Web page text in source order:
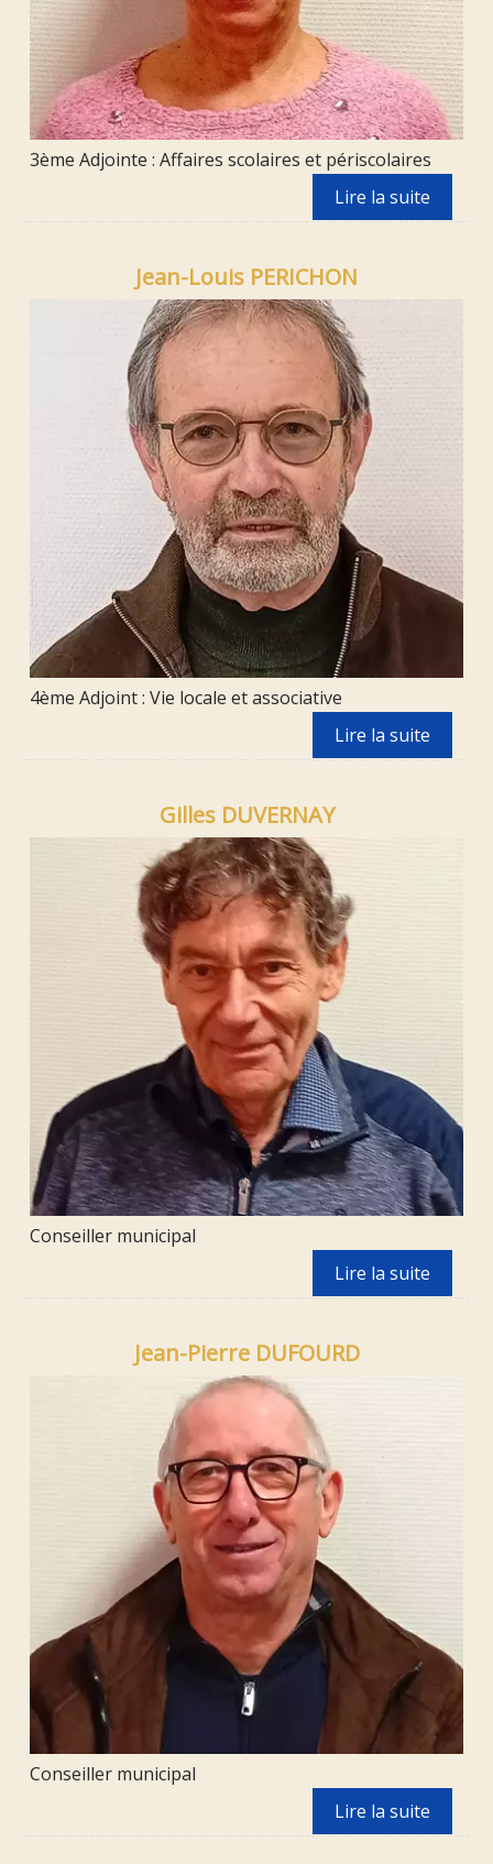
3ème Adjointe : Affaires scolaires et périscolaires
Jean-Louis PERICHON
4ème Adjoint : Vie locale et associative
Gilles DUVERNAY
Conseiller municipal
Jean-Pierre DUFOURD
Conseiller municipal